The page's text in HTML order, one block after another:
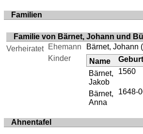
Familien
Familie von Bärnet, Johann und
Verheiratet
Ehemann Bärnet, Johann
Kinder
Name
Bärnet,
Jakob
1560
Bärnet,
Anna
1648-
Ahnentafel